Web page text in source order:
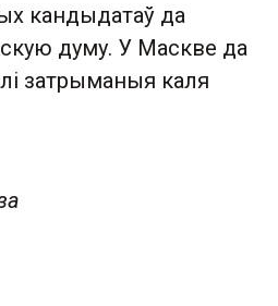
кандыдатаў да
думу. У Маскве да
затрыманыя каля